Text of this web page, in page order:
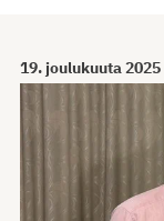
19. joulukuuta 2025